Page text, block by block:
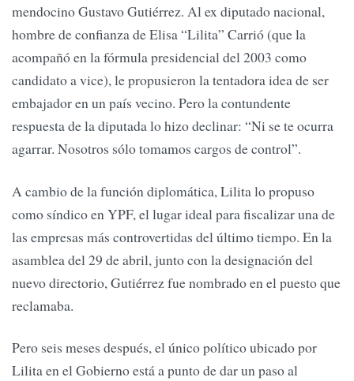
mendocino Gustavo Gutiérrez. Al ex diputado nacional,
hombre de confianza de Elisa “Lilita” Carrió (que la
acompañó en la fórmula presidencial del 2003 como
candidato a vice), le propusieron la tentadora idea de ser
embajador en un país vecino. Pero la contundente
respuesta de la diputada lo hizo declinar: “Ni se te ocurra
agarrar. Nosotros sólo tomamos cargos de control”.
A cambio de la función diplomática, Lilita lo propuso
como síndico en YPF, el lugar ideal para fiscalizar una de
las empresas más controvertidas del último tiempo. En la
asamblea del 29 de abril, junto con la designación del
nuevo directorio, Gutiérrez fue nombrado en el puesto que
reclamaba.
Pero seis meses después, el único político ubicado por
Lilita en el Gobierno está a punto de dar un paso al